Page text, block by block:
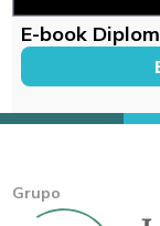
E-book
Grupo